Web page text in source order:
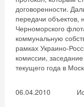
договоренности.
передачи объектов,
Черноморского
коммунальную
рамках Украино-
комиссии,
текущего года в
06.04.2010
Хочешь
промокод